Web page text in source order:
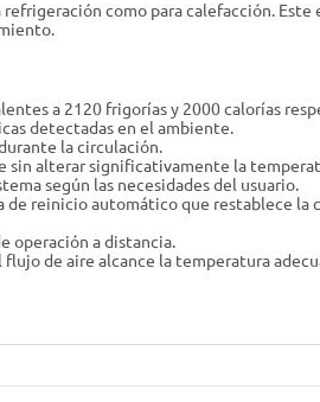
como para calefacción. Este
a 2120 frigorías y 2000 calorías
detectadas en el ambiente.
la circulación.
sin alterar significativamente la
según las necesidades del usuario.
de reinicio automático que restablece la
operación a distancia.
de aire alcance la temperatura